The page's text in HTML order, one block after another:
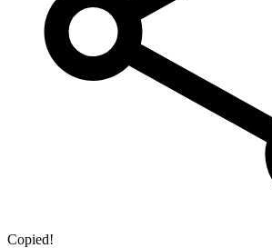
Copied!